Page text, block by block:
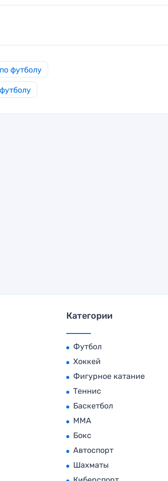
футболу
Категории
Футбол
Хоккей
Фигурное катание
Теннис
Баскетбол
MMA
Бокс
Автоспорт
Шахматы